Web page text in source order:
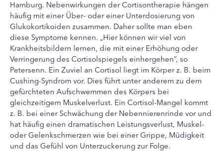
Hamburg. Nebenwirkungen der Cortisontherapie hängen
häufig mit einer Über- oder einer Unterdosierung von
Glukokortikoiden zusammen. Daher sollte man eben
diese Symptome kennen. „Hier können wir viel von
Krankheitsbildern lernen, die mit einer Erhöhung oder
Verringerung des Cortisolspiegels einhergehen”, so
Petersenn. Ein Zuviel an Cortisol liegt im Körper z. B. beim
Cushing-Syndrom vor. Dies führt unter anderem zu dem
gefürchteten Aufschwemmen des Körpers bei
gleichzeitigem Muskelverlust. Ein Cortisol-Mangel kommt
z. B. bei einer Schwächung der Nebennierenrinde vor und
hat häufig einen dramatischen Leistungsverlust, Muskel-
oder Gelenkschmerzen wie bei einer Grippe, Müdigkeit
und das Gefühl von Unterzuckerung zur Folge.